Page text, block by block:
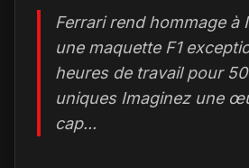
Ferrari rend hommage à
une maquette F1
heures de travail pour
uniques Imaginez une
cap...